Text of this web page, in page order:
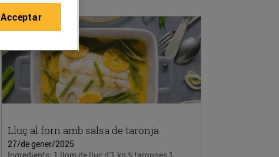
Lluç al forn amb salsa de taronja
27/de gener/2025
Acceptar